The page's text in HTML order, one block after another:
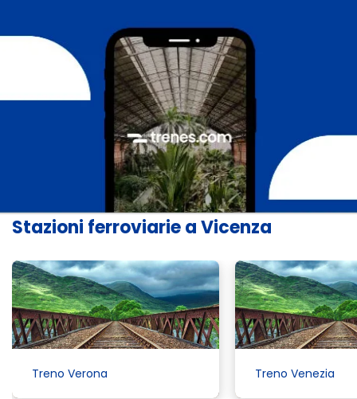
Stazioni ferroviarie a Vicenza
Treno Verona Treno Venezia